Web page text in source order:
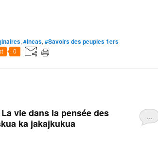
, #Incas, #Savoirs des peuples 1ers
0
…
vie dans la pensée des
ka jakajkukua